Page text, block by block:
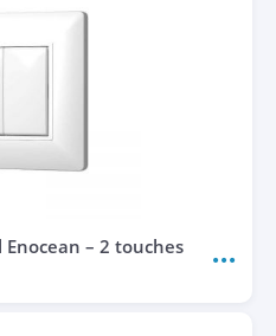
– 2 touches